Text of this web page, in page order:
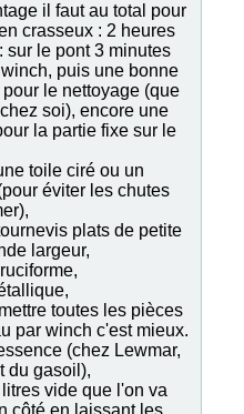
il faut au total pour
crasseux : 2 heures
sur le pont 3 minutes
puis une bonne
pour le nettoyage (que
soi), encore une
la partie fixe sur le
toile ciré ou un
éviter les chutes
plats de petite
largeur,
toutes les pièces
par winch c'est mieux.
(chez Lewmar,
du gasoil),
vide que l'on va
côté en laissant les